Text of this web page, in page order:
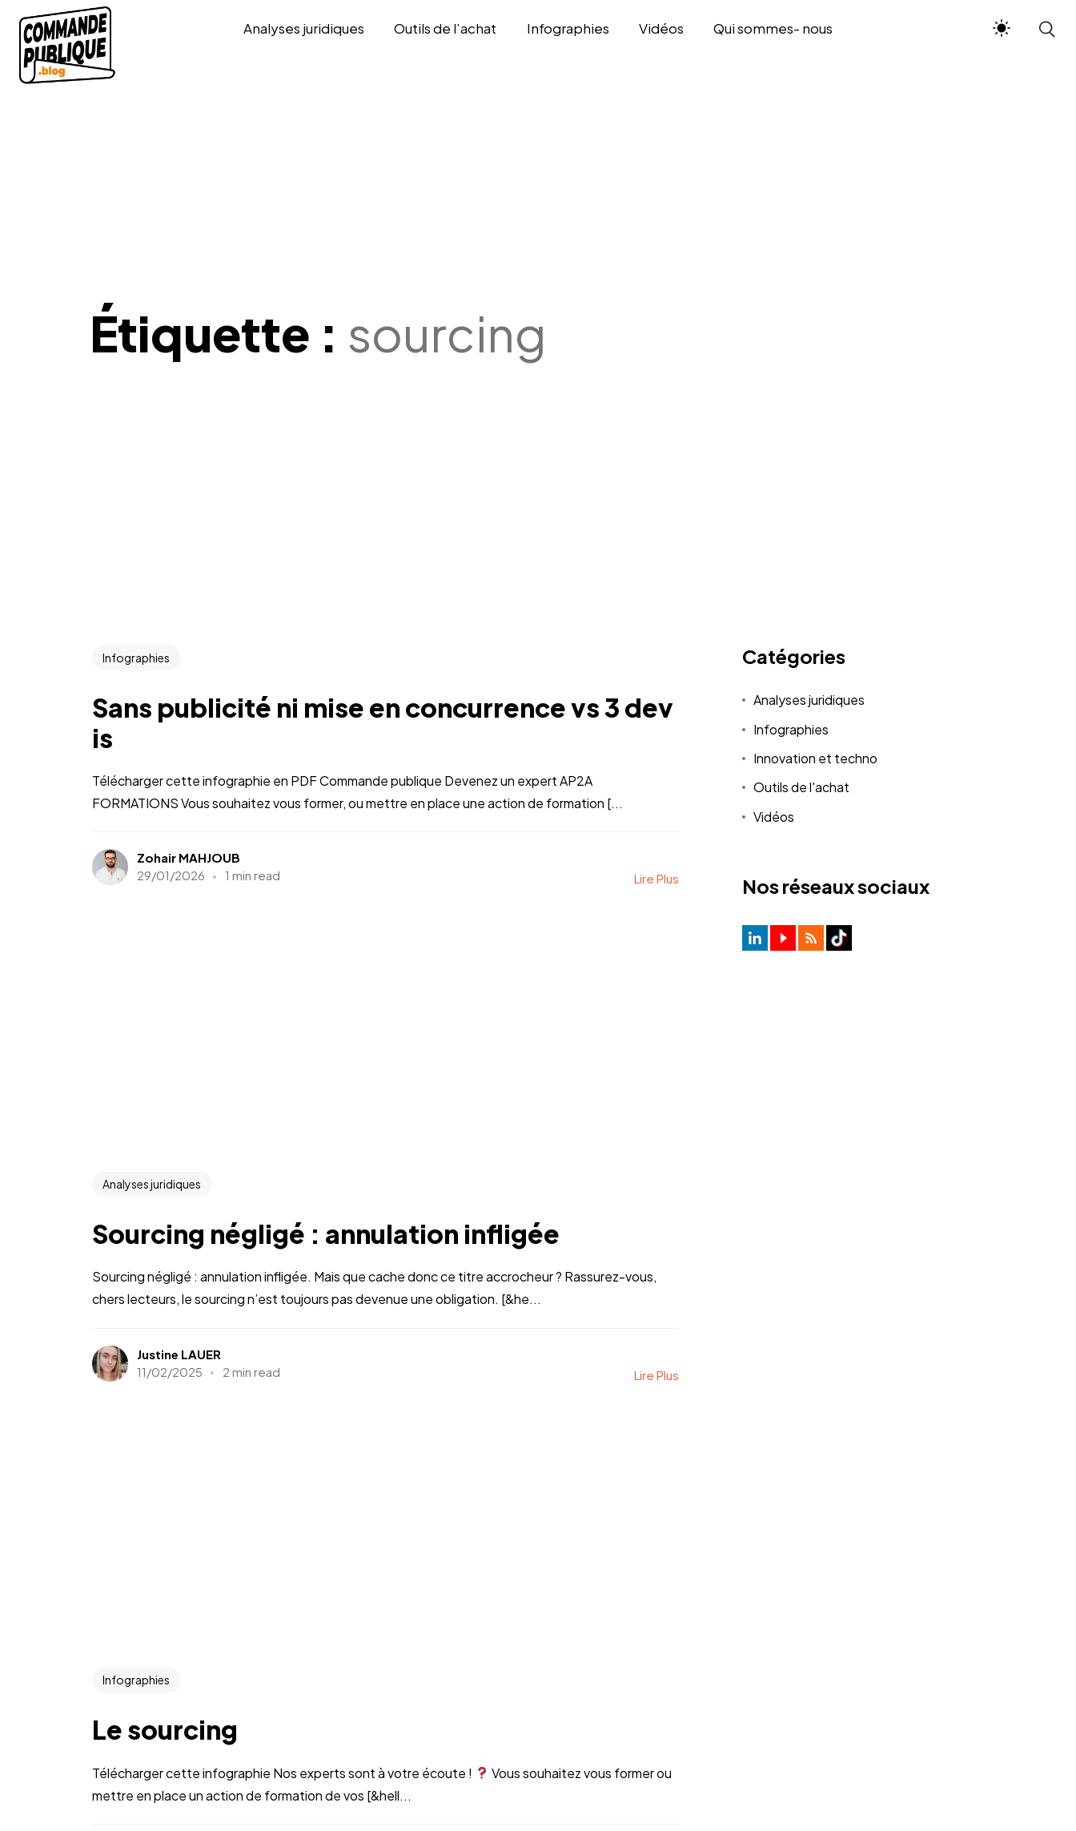
Analyses juridiques Outils de l’achat Infographies Vidéos Qui sommes- nous
Étiquette : sourcing
Infographies
Sans publicité ni mise en concurrence vs 3 dev
is
Télécharger cette infographie en PDF Commande publique Devenez un expert AP2A
FORMATIONS Vous souhaitez vous former, ou mettre en place une action de formation [...
Zohair MAHJOUB
29/01/2026
1 min read Lire Plus
Analyses juridiques
Sourcing négligé : annulation infligée
Sourcing négligé : annulation infligée. Mais que cache donc ce titre accrocheur ? Rassurez-vous,
chers lecteurs, le sourcing n’est toujours pas devenue une obligation. [&he...
Justine LAUER
11/02/2025
2 min read Lire Plus
Infographies
Le sourcing
Télécharger cette infographie Nos experts sont à votre écoute !
Vous souhaitez vous former ou
mettre en place un action de formation de vos [&hell...
Catégories
Analyses juridiques
Infographies
Innovation et techno
Outils de l'achat
Vidéos
Nos réseaux sociaux